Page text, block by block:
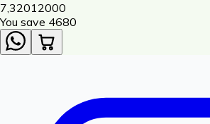
7,32012000
You save ₹ 4680